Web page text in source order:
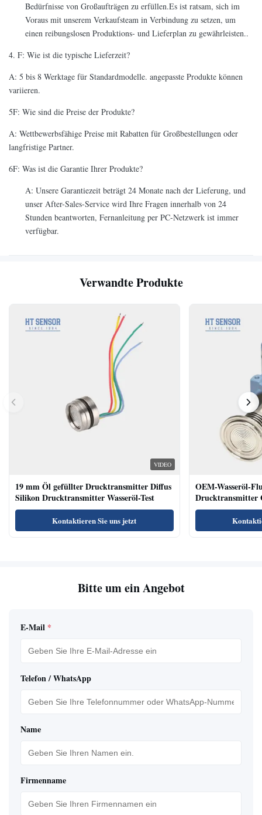
Bedürfnisse von Großaufträgen zu erfüllen.Es ist ratsam, sich im
Voraus mit unserem Verkaufsteam in Verbindung zu setzen, um
einen reibungslosen Produktions- und Lieferplan zu gewährleisten..
4. F: Wie ist die typische Lieferzeit?
A: 5 bis 8 Werktage für Standardmodelle. angepasste Produkte können
variieren.
5F: Wie sind die Preise der Produkte?
A: Wettbewerbsfähige Preise mit Rabatten für Großbestellungen oder
langfristige Partner.
6F: Was ist die Garantie Ihrer Produkte?
A: Unsere Garantiezeit beträgt 24 Monate nach der Lieferung, und
unser After-Sales-Service wird Ihre Fragen innerhalb von 24
Stunden beantworten, Fernanleitung per PC-Netzwerk ist immer
verfügbar.
Verwandte Produkte
VIDEO
19 mm Öl gefüllter Drucktransmitter Diffus
Silikon Drucktransmitter Wasseröl-Test
Kontaktieren Sie uns jetzt
OEM-Wasseröl-
Drucktransmitter
Bitte um ein Angebot
E-Mail *
Telefon / WhatsApp
Name
Firmenname